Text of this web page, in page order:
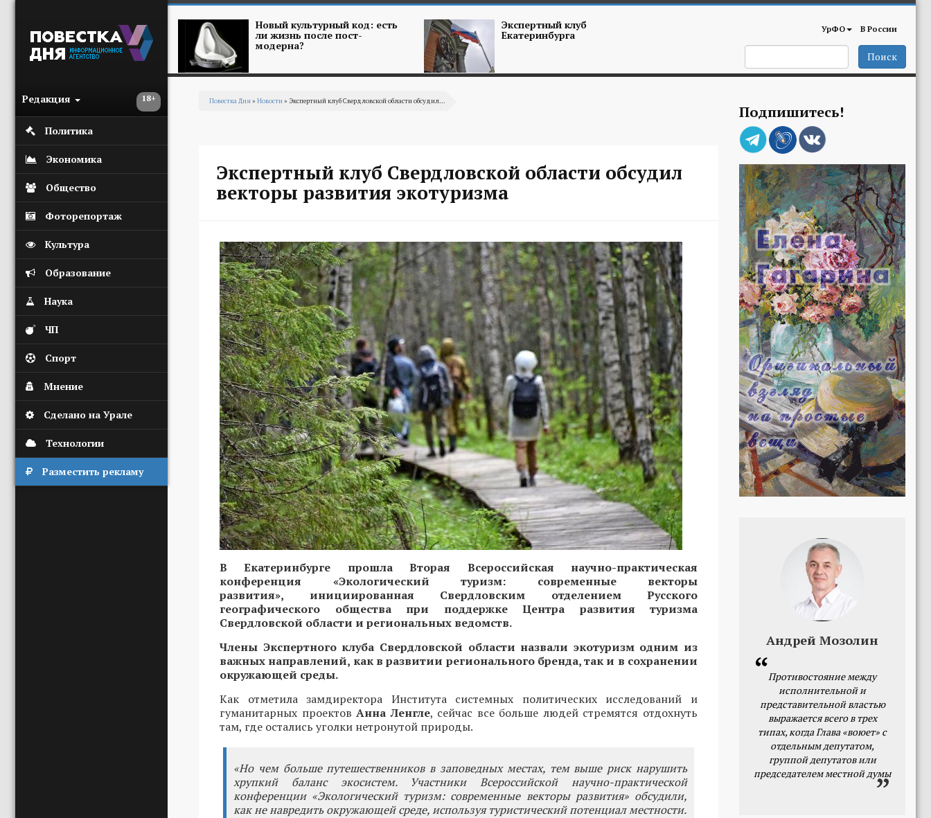
18+
Редакция
Политика
Экономика
Общество
Фоторепортаж
Культура
Образование
Наука
ЧП
Спорт
Мнение
Сделано на Урале
Технологии
Разместить рекламу
Новый культурный код: есть
ли жизнь после пост-
модерна?
Экспертный клуб
Екатеринбурга УрФО В России
Поиск
Повестка Дня» Новости» Экспертный клуб Свердловской области обсудил...
Экспертный клуб Свердловской области обсудил
векторы развития экотуризма
В Екатеринбурге прошла Вторая Всероссийская научно-практическая
конференция «Экологический туризм: современные векторы
развития», инициированная Свердловским отделением Русского
географического общества при поддержке Центра развития туризма
Свердловской области и региональных ведомств.
Члены Экспертного клуба Свердловской области назвали экотуризм одним из
важных направлений, как в развитии регионального бренда, так и в сохранении
окружающей среды.
Как отметила замдиректора Института системных политических исследований и
гуманитарных проектовАнна Ленгле, сейчас все больше людей стремятся отдохнуть
там, где остались уголки нетронутой природы.
«Но чем больше путешественников в заповедных местах, тем выше риск нарушить
хрупкий баланс экосистем. Участники Всероссийской научно-практической
конференции «Экологический туризм: современные векторы развития» обсудили,
как не навредить окружающей среде, используя туристический потенциал местности.
Подпишитесь!
Андрей Мозолин
Противостояние между
исполнительной и
представительной властью
выражается всего в трех
типах, когда Глава «воюет» с
отдельным депутатом,
группой депутатов или
председателем местной думы